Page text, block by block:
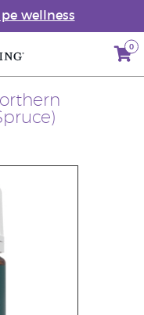
wellness
0